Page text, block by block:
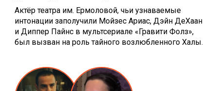
Актёр театра им. Ермоловой, чьи узнаваемые
интонации заполучили Мойзес Ариас, Дэйн ДеХаан
и Диппер Пайнс в мультсериале «Гравити Фолз»,
был вызван на роль тайного возлюбленного Халы.